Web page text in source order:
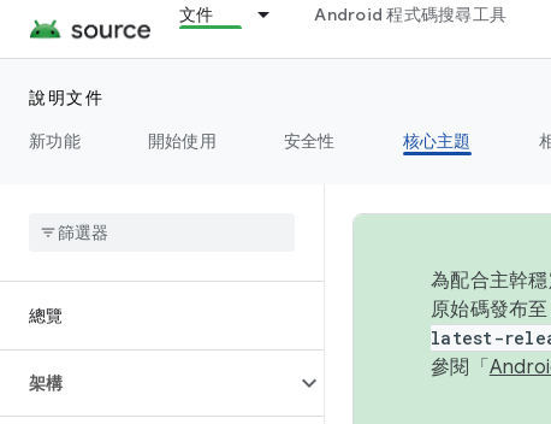
文件 Android 程式碼搜尋工具
說明文件
新功能
開始使用 安全性 核心主題
總覽
架構
為配合主幹
原始碼發布
latest-
參閱「